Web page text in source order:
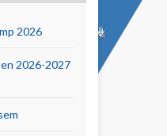
2026
2026-2027